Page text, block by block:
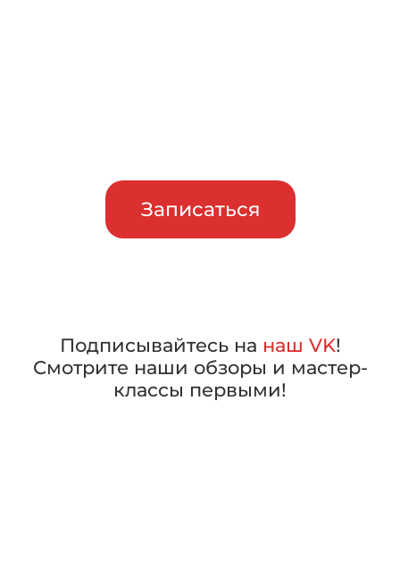
Записаться
Подписывайтесь на наш VK!
Смотрите наши обзоры и мастер-
классы первыми!